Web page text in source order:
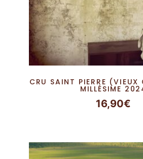
CRU SAINT PIERRE (VIEUX
MILLÉSIME
16,90€